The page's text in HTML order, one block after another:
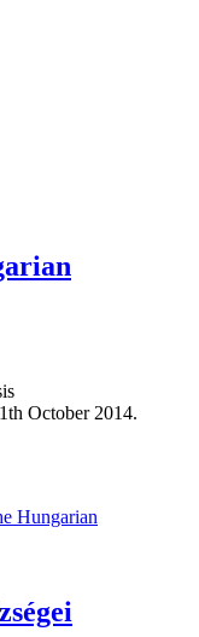
October 2014.
Hungarian